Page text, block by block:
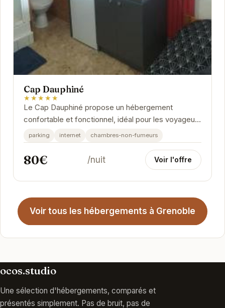
Cap Dauphiné
★★★★★
Le Cap Dauphiné propose un hébergement
confortable et fonctionnel, idéal pour les voyageurs
d'affaires ou de loisirs. Sa situation géographique...
parking internet chambres-non-fumeurs
80€ /nuit Voir l'offre
Voir tous les hébergements à Grenoble
ocos.studio
Une sélection d'hébergements, comparés et
présentés simplement. Pas de bruit, pas de